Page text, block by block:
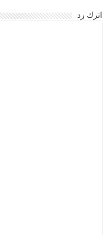
اترك رد